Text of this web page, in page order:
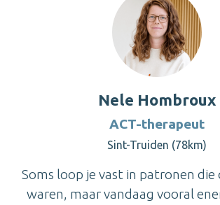
Nele Hombroux
ACT-therapeut
Sint-Truiden (78km)
Soms loop je vast in patronen
waren, maar vandaag vooral